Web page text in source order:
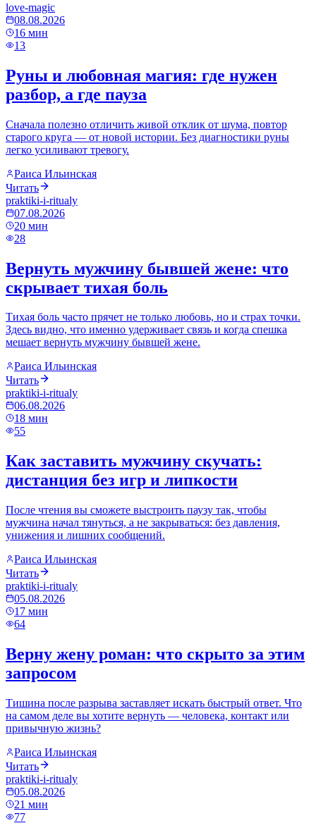
love-magic
08.08.2026
16 мин
13
Руны и любовная магия: где нужен
разбор, а где пауза
Сначала полезно отличить живой отклик от шума, повтор
старого круга — от новой истории. Без диагностики руны
легко усиливают тревогу.
Раиса Ильинская
Читать
praktiki-i-ritualy
07.08.2026
20 мин
28
Вернуть мужчину бывшей жене: что
скрывает тихая боль
Тихая боль часто прячет не только любовь, но и страх точки.
Здесь видно, что именно удерживает связь и когда спешка
мешает вернуть мужчину бывшей жене.
Раиса Ильинская
Читать
praktiki-i-ritualy
06.08.2026
18 мин
55
Как заставить мужчину скучать:
дистанция без игр и липкости
После чтения вы сможете выстроить паузу так, чтобы
мужчина начал тянуться, а не закрываться: без давления,
унижения и лишних сообщений.
Раиса Ильинская
Читать
praktiki-i-ritualy
05.08.2026
17 мин
64
Верну жену роман: что скрыто за этим
запросом
Тишина после разрыва заставляет искать быстрый ответ. Что
на самом деле вы хотите вернуть — человека, контакт или
привычную жизнь?
Раиса Ильинская
Читать
praktiki-i-ritualy
05.08.2026
21 мин
77